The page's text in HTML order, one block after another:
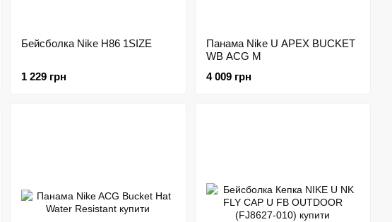
Бейсболка Nike H86 1SIZE
1 229 грн
Панама Nike U APEX BUCKET
WB ACG M
4 009 грн